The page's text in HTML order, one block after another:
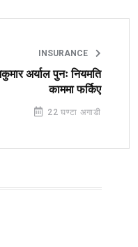
INSURANCE
अर्याल पुनः नियमति
काममा फर्किए
22 घण्टा अगाडी